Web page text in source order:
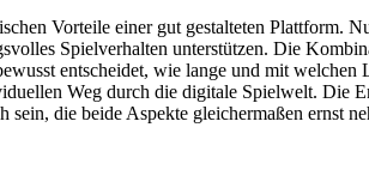
Vorteile einer gut gestalteten Plattform.
Spielverhalten unterstützen. Die
entscheidet, wie lange und mit
Weg durch die digitale Spielwelt. Die
die beide Aspekte gleichermaßen ernst